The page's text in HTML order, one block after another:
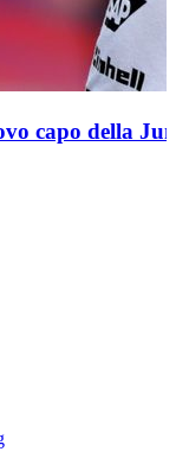
capo della